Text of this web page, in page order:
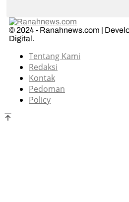
© 2024 - Ranahnews.com |
Digital.
Tentang Kami
Redaksi
Kontak
Pedoman
Policy